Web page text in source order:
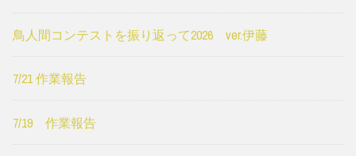
鳥人間コンテストを振り返って2026 ver.伊藤
7/21 作業報告
7/19 作業報告